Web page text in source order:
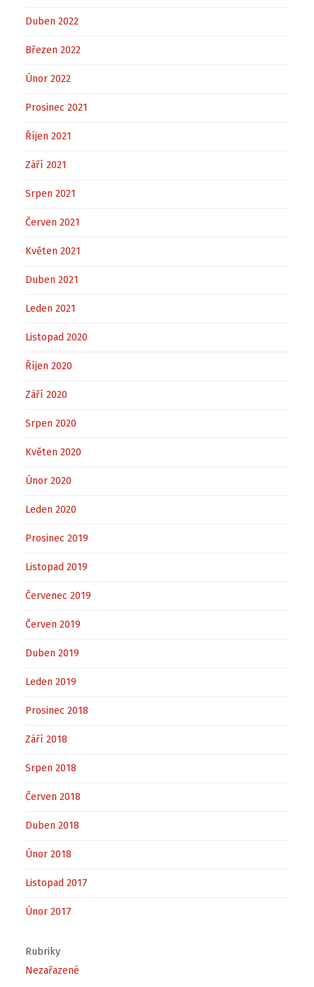
Duben 2022
Březen 2022
Únor 2022
Prosinec 2021
Říjen 2021
Září 2021
Srpen 2021
Červen 2021
Květen 2021
Duben 2021
Leden 2021
Listopad 2020
Říjen 2020
Září 2020
Srpen 2020
Květen 2020
Únor 2020
Leden 2020
Prosinec 2019
Listopad 2019
Červenec 2019
Červen 2019
Duben 2019
Leden 2019
Prosinec 2018
Září 2018
Srpen 2018
Červen 2018
Duben 2018
Únor 2018
Listopad 2017
Únor 2017
Rubriky
Nezařazené